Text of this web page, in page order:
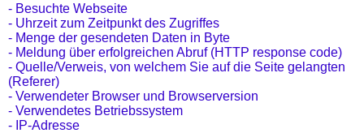
- Besuchte Webseite
- Uhrzeit zum Zeitpunkt des Zugriffes
- Menge der gesendeten Daten in Byte
- Meldung über erfolgreichen Abruf (HTTP response code)
- Quelle/Verweis, von welchem Sie auf die Seite gelangten
(Referer)
- Verwendeter Browser und Browserversion
- Verwendetes Betriebssystem
- IP-Adresse